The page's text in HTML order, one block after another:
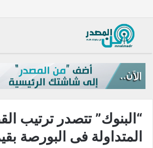
“البنوك” تتصدر ترتيب